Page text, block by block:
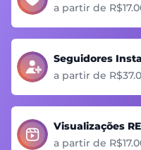
a partir de
Seguidores
a partir de
Visualizações
a partir de